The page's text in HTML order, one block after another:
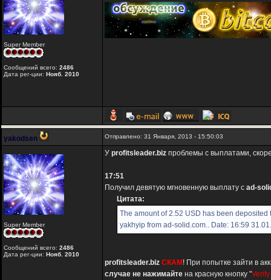
Super Member
Сообщений всего: 2486
Дата рег-ции: Нояб. 2010
yakodsen Отправлено: 31 Января, 2013 - 15:50:03
Super Member
Сообщений всего: 2486
Дата рег-ции: Нояб. 2010
У profitsleader.biz проблемы с выплатами,
17:51
Получил девятую мгновенную выплату с ad-
Цитата:
The amount of 2.52 USD has been
yakhyip from ad-solid.com.. Date: 16:59
profitsleader.biz СКАМ ! При попытке зайти в
случае не нажимайте на красную кнопку "